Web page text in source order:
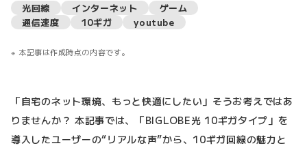
光回線
インターネット
ゲーム
通信速度
10ギガ youtube
本記事は作成時点の内容です。
「自宅のネット環境、もっと快適にしたい」そうお考えではあ
りませんか？ 本記事では、「BIGLOBE光 10ギガタイプ」を
導入したユーザーの“リアルな声”から、10ギガ回線の魅力と